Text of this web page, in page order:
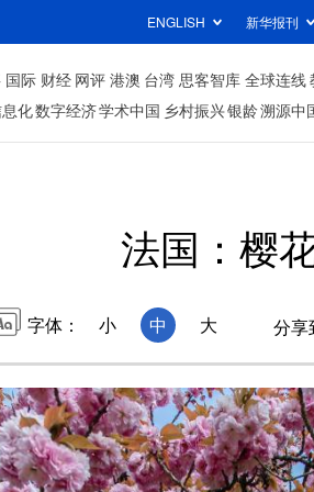
ENGLISH 新华报刊
国际 财经 网评 港澳 台湾 思客智库 全球连线
化数字经济学术中国 乡村振兴银龄溯源中
法国：樱
字体： 小 中 大 分享